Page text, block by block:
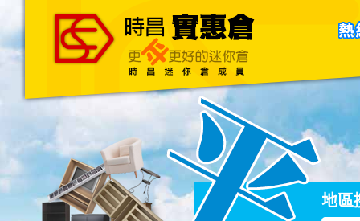
主頁 關於我們 聯絡我們
地區